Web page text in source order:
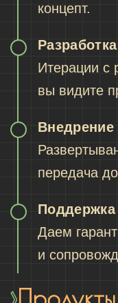
концепт.
Разработка
Итерации с
вы видите
Внедрение
передача
Поддержка
Даем
и
Продукты